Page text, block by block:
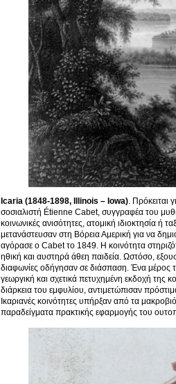
Icaria (1848-1898, Illinois – Iowa) .
σοσιαλιστή Étienne Cabet, συγγραφέα του
κοινωνικές ανισότητες, ατομική ιδιοκτησία ή
μετανάστευσαν στη Βόρεια Αμερική για να
αγόρασε ο Cabet το 1849. Η κοινότητα
ηθική και αυστηρά άθεη παιδεία. Ωστόσο,
διαφωνίες οδήγησαν σε διάσπαση. Ένα μέρος
γεωργική και σχετικά πετυχημένη εκδοχή
διάρκεια του εμφυλίου, αντιμετώπισαν
Ικαριανές κοινότητες υπήρξαν από τα
παραδείγματα πρακτικής εφαρμογής του